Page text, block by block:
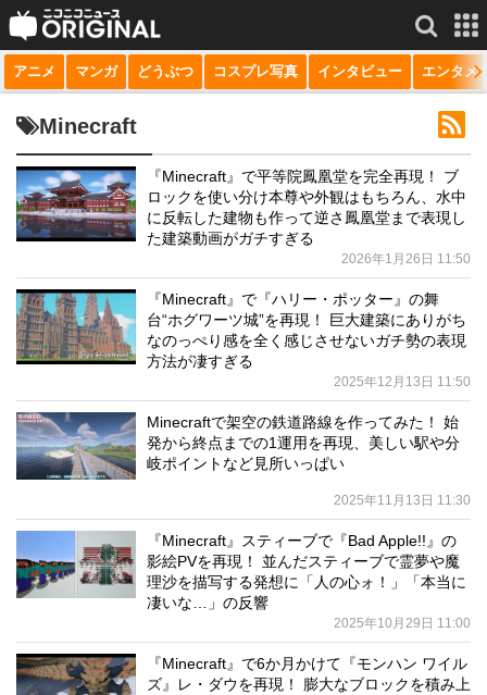
サービス一覧 もっと見る
動画
生放送
ニュース
チャンネル
マンガ
アニメ マンガ どうぶつ コスプレ写真 インタビュー エンタメ
Minecraft
『Minecraft』で平等院鳳凰堂を完全再現！ ブ
ロックを使い分け本尊や外観はもちろん、水中
に反転した建物も作って逆さ鳳凰堂まで表現し
た建築動画がガチすぎる
2026年1月26日 11:50
『Minecraft』で『ハリー・ポッター』の舞
台“ホグワーツ城”を再現！ 巨大建築にありがち
なのっぺり感を全く感じさせないガチ勢の表現
方法が凄すぎる
2025年12月13日 11:50
Minecraftで架空の鉄道路線を作ってみた！ 始
発から終点までの1運用を再現、美しい駅や分
岐ポイントなど見所いっぱい
2025年11月13日 11:30
『Minecraft』スティーブで『Bad Apple!!』の
影絵PVを再現！ 並んだスティーブで霊夢や魔
理沙を描写する発想に「人の心ォ！」「本当に
凄いな…」の反響
2025年10月29日 11:00
『Minecraft』で6か月かけて『モンハン ワイル
ズ』レ・ダウを再現！ 膨大なブロックを積み上